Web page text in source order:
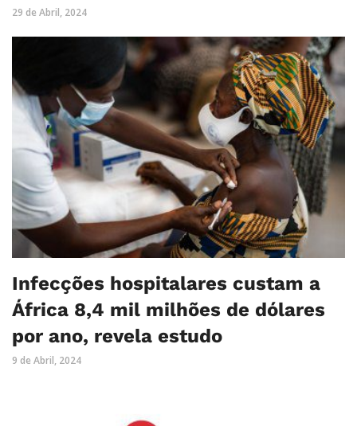
29 de Abril, 2024
Infecções hospitalares custam a
África 8,4 mil milhões de dólares
por ano, revela estudo
9 de Abril, 2024